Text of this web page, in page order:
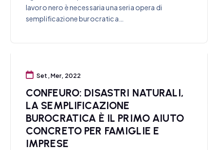
lavoro nero è necessaria una seria opera di
semplificazione burocratica…
Set, Mer, 2022
CONFEURO: DISASTRI NATURALI,
LA SEMPLIFICAZIONE
BUROCRATICA È IL PRIMO AIUTO
CONCRETO PER FAMIGLIE E
IMPRESE